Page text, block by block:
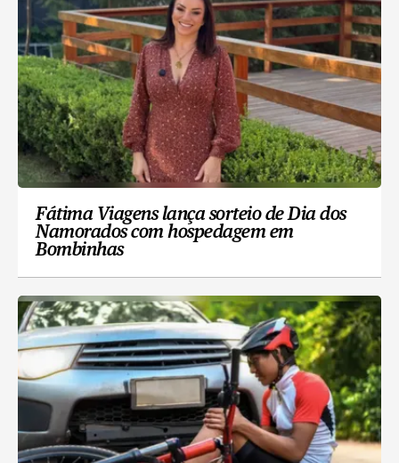
Fátima Viagens lança sorteio de Dia dos
Namorados com hospedagem em
Bombinhas